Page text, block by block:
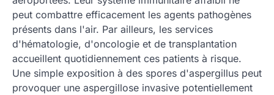
peut combattre efficacement les agents pathogènes
présents dans l'air. Par ailleurs, les services
d'hématologie, d'oncologie et de transplantation
accueillent quotidiennement ces patients à risque.
Une simple exposition à des spores d'aspergillus peut
provoquer une aspergillose invasive potentiellement